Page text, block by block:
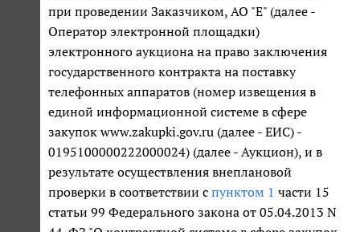
при проведении Заказчиком, АО "Е" (далее -
Оператор электронной площадки)
электронного аукциона на право заключения
государственного контракта на поставку
телефонных аппаратов (номер извещения в
единой информационной системе в сфере
закупок www.zakupki.gov.ru (далее - ЕИС) -
0195100000222000024) (далее - Аукцион), и в
результате осуществления внеплановой
проверки в соответствии с пунктом 1 части 15
статьи 99 Федерального закона от 05.04.2013 N